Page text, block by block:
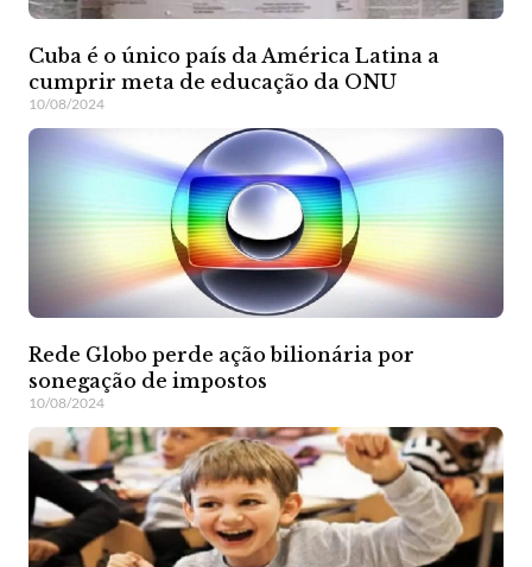
Cuba é o único país da América Latina a
cumprir meta de educação da ONU
10/08/2024
Rede Globo perde ação bilionária por
sonegação de impostos
10/08/2024